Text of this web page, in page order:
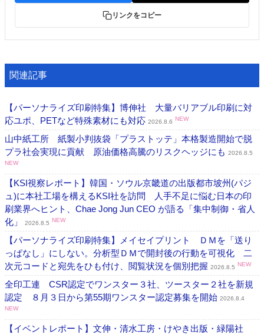
リンクをコピー
関連記事
【パーソナライズ印刷特集】博伸社 大量バリアブル印刷に対
応ユポ、PETなど特殊素材にも対応 2026.8.6 NEW
山中紙工所 紙製小判抜袋「プラストッテ」本格製造開始で脱
プラ社会実現に貢献 原油価格高騰のリスクヘッジにも 2026.8.5
NEW
【KSI視察レポート】韓国・ソウル京畿道の出版都市坡州(パジ
ュ)に本社工場を構えるKSI社を訪問 人手不足に悩む日本の印
刷業界へヒント、Chae Jong Jun CEO が語る「集中制御・省人
化」
2026.8.5 NEW
【パーソナライズ印刷特集】メイセイプリント ＤＭを「送り
っぱなし」にしない。分析型ＤＭで開封後の行動を可視化 二
次元コードと宛先をひも付け、閲覧状況を個別把握 2026.8.5 NEW
全印工連 CSR認定でワンスター３社、ツースター２社を新規
認定 ８月３日から第55期ワンスター認定募集を開始 2026.8.4
NEW
【イベントレポート】文伸・清水工房・けやき出版・緑陽社